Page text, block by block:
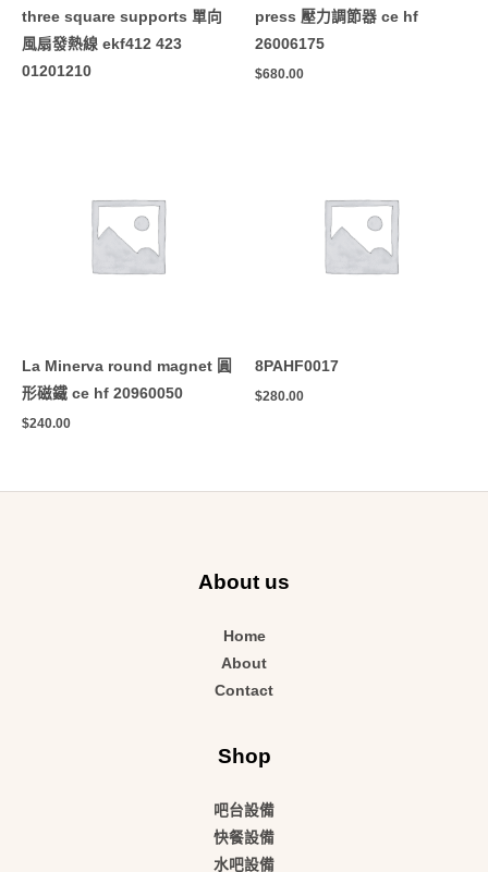
three square supports 單向
風扇發熱線 ekf412 423
01201210
press 壓力調節器 ce hf
26006175
$680.00
La Minerva round magnet 圓
形磁鐵 ce hf 20960050
$240.00
8PAHF0017
$280.00
About us
Home
About
Contact
Shop
吧台設備
快餐設備
水吧設備